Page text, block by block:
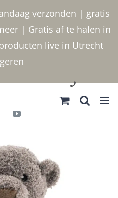
verzonden | gratis
| Gratis af te halen in
live in Utrecht
030 2400000